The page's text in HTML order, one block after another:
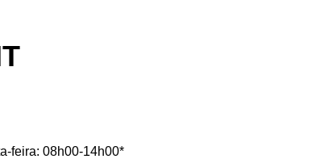
feira: 08h00-14h00*